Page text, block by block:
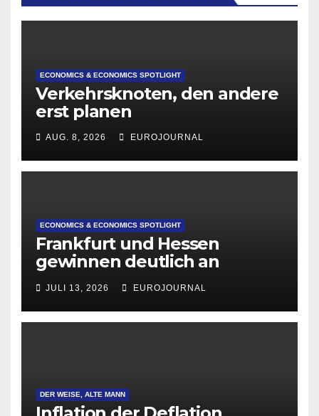
ECONOMICS & ECONOMICS SPOTLIGHT
Verkehrsknoten, den andere
erst planen
AUG. 8, 2026 EUROJOURNAL
ECONOMICS & ECONOMICS SPOTLIGHT
Frankfurt und Hessen
gewinnen deutlich an
Attraktivität für Startup-
Gründungen
JULI 13, 2026 EUROJOURNAL
DER WEISE, ALTE MANN